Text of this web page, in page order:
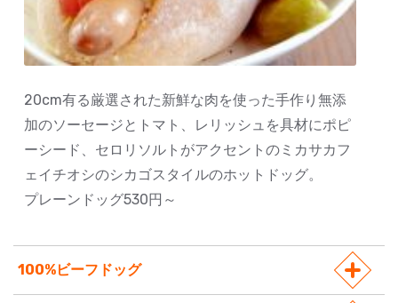
20cm有る厳選された新鮮な肉を使った手作り無添
加のソーセージとトマト、レリッシュを具材にポピ
ーシード、セロリソルトがアクセントのミカサカフ
ェイチオシのシカゴスタイルのホットドッグ。
プレーンドッグ530円～
100%ビーフドッグ